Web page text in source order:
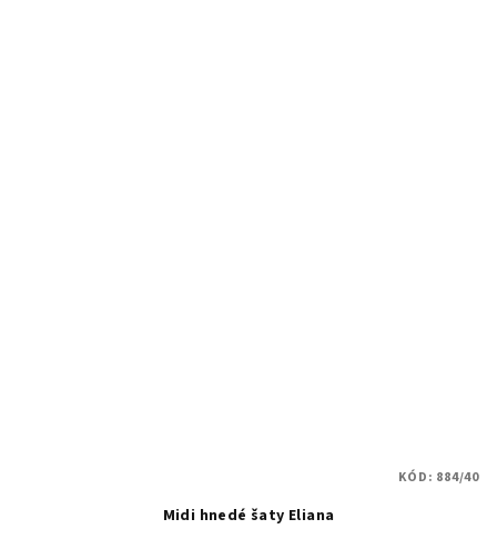
Midi hnedé šaty Eliana
KÓD: 884/40